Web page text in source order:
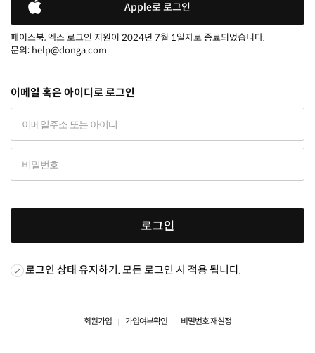
Apple로 로그인
페이스북, 엑스 로그인 지원이 2024년 7월 1일자로 종료되었습니다.
문의: help@donga.com
이메일 혹은 아이디로 로그인
로그인
로그인 상태 유지하기. 모든 로그인 시 적용 됩니다.
회원가입 가입여부확인 비밀번호 재설정